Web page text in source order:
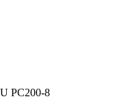
PC200-8